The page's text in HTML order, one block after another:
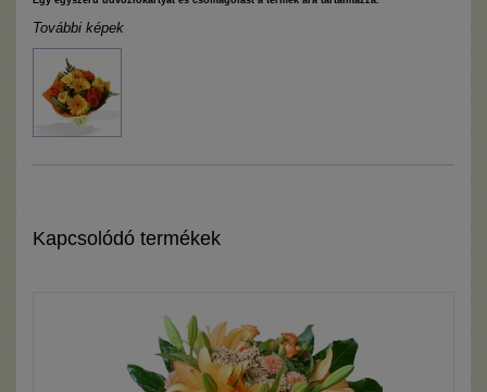
További képek
Kapcsolódó termékek